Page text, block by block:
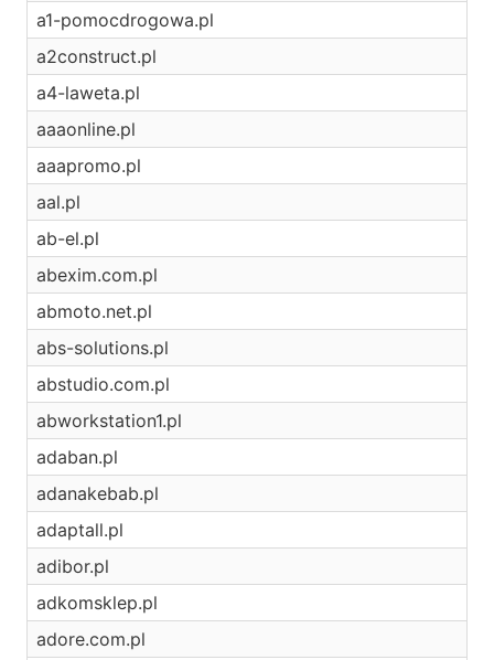
a1-pomocdrogowa.pl
a2construct.pl
a4-laweta.pl
aaaonline.pl
aaapromo.pl
aal.pl
ab-el.pl
abexim.com.pl
abmoto.net.pl
abs-solutions.pl
abstudio.com.pl
abworkstation1.pl
adaban.pl
adanakebab.pl
adaptall.pl
adibor.pl
adkomsklep.pl
adore.com.pl